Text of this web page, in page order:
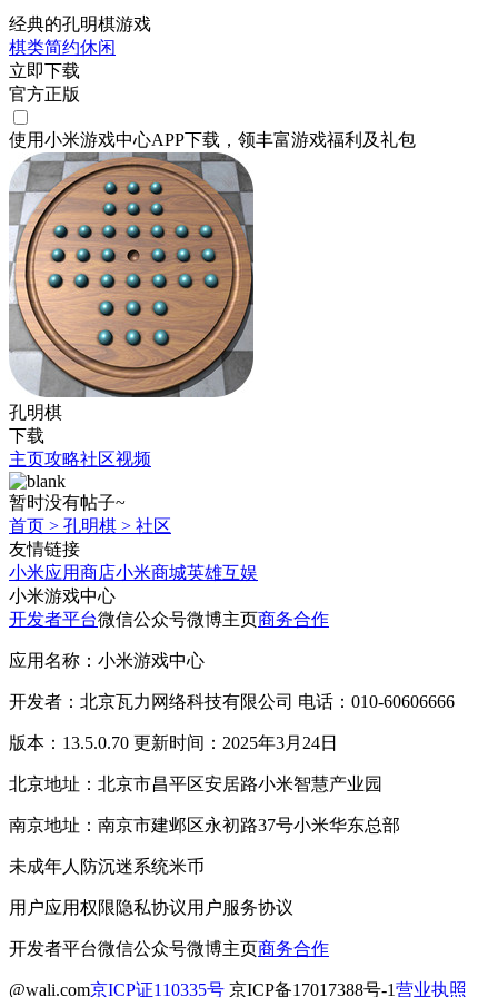
经典的孔明棋游戏
棋类简约休闲
立即下载
官方正版
使用小米游戏中心APP下载 ，领丰富游戏福利 及礼包
孔明棋
下载
主页攻略社区视频
暂时没有帖子~
首页 > 孔明棋 > 社区
友情链接
小米应用商店小米商城英雄互娱
小米游戏中心
开发者平台微信公众号微博主页商务合作
应用名称：小米游戏中心
开发者：北京瓦力网络科技有限公司 电话：010-60606666
版本：13.5.0.70 更新时间：2025年3月24日
北京地址：北京市昌平区安居路小米智慧产业园
南京地址：南京市建邺区永初路37号小米华东总部
未成年人防沉迷系统米币
用户应用权限隐私协议用户服务协议
开发者平台微信公众号微博主页商务合作
@wali.com京ICP证110335号 京ICP备17017388号-1营业执照